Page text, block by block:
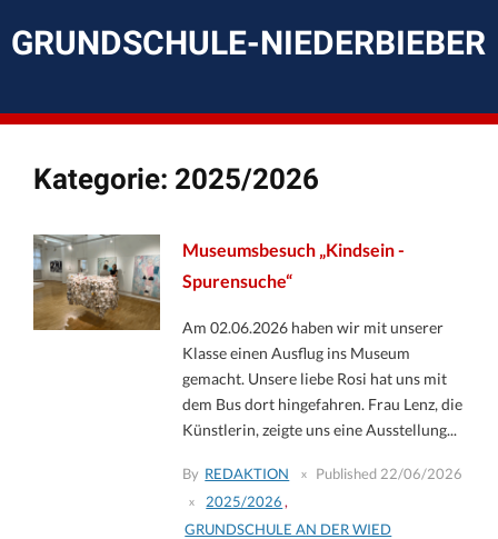
content
GRUNDSCHULE-NIEDERBIEBER
Kategorie: 2025/2026
Museumsbesuch „Kindsein -
Spurensuche“
Am 02.06.2026 haben wir mit unserer
Klasse einen Ausflug ins Museum
gemacht. Unsere liebe Rosi hat uns mit
dem Bus dort hingefahren. Frau Lenz, die
Künstlerin, zeigte uns eine Ausstellung...
By REDAKTION Published 22/06/2026
2025/2026 ,
GRUNDSCHULE AN DER WIED